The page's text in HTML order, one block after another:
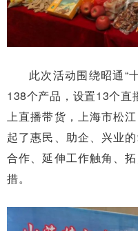
此次活动围绕昭通“
138个产品，设置13个直
上直播带货，上海市松
起了惠民、助企、兴业
合作、延伸工作触角、
措。